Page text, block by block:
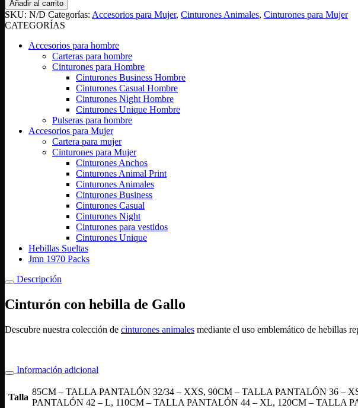
cantidad
Añadir al carrito
SKU: N/D Categorías: Accesorios para Mujer, Cinturones Animales, Cinturones para Mujer
CATEGORÍAS
Accesorios para hombre
Carteras para hombre
Cinturones para Hombre
Cinturones Business Hombre
Cinturones Casual Hombre
Cinturones Night Hombre
Cinturones Unique Hombre
Pulseras para hombre
Accesorios para Mujer
Cartera para mujer
Cinturones para Mujer
Cinturones Anchos
Cinturones Animal Print
Cinturones Animales
Cinturones Business
Cinturones Casual
Cinturones Night
Cinturones para vestidos
Cinturones Unique
Hebillas Sueltas
Jmn 1970 Packs
Descripción
Cinturón con hebilla de Gallo
Descubre nuestra colección de cinturones animales mediante el uso emblemático de hebillas
Información adicional
Talla
85CM – TALLA PANTALÓN 32/34 – XXS, 90CM – TALLA PANTALÓN 36 –
PANTALÓN 42 – L, 110CM – TALLA PANTALÓN 44 – XL, 120CM – TALLA